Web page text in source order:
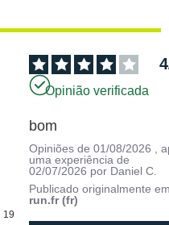
19
4
Opinião verificada
bom
Opiniões de01/08/2026
,
uma experiência de
02/07/2026 por Daniel C.
Publicado originalmente
run.fr (fr)